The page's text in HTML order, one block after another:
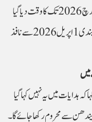
جائیں گے۔ باقی ماندہ این سی آر اضلاع کو 31 مارچ 2026 تک کا وقت دیا گیا
ہے۔ وہاں پرانے گاڑیوں کو ایندھن دینے پر پابندی 1 اپریل 2026 سے نافذ
ہدایات میں یہ نہیں کہا گیا
سے محروم رکھا جائے گا۔